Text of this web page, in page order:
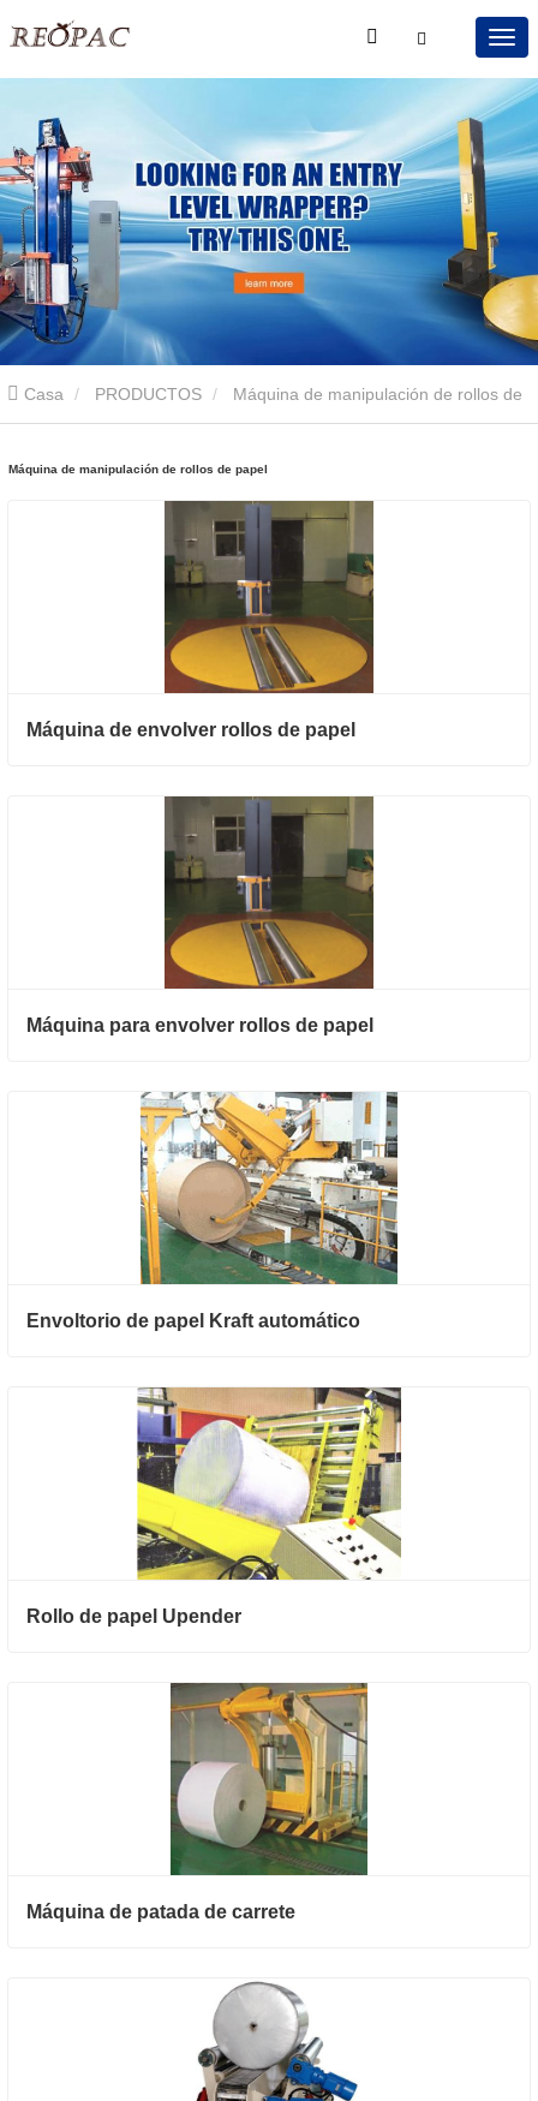
Casa PRODUCTOS
Máquina de manipulación de rollos de papel
Máquina de envolver rollos de papel
Máquina para envolver rollos de papel
Envoltorio de papel Kraft automático
Rollo de papel Upender
Máquina de patada de carrete